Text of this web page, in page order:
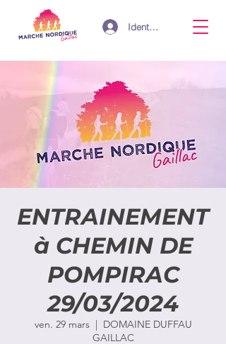
Identifiant
ENTRAINEMENT
à CHEMIN DE
POMPIRAC
29/03/2024
ven. 29 mars
  |
DOMAINE DUFFAU
GAILLAC